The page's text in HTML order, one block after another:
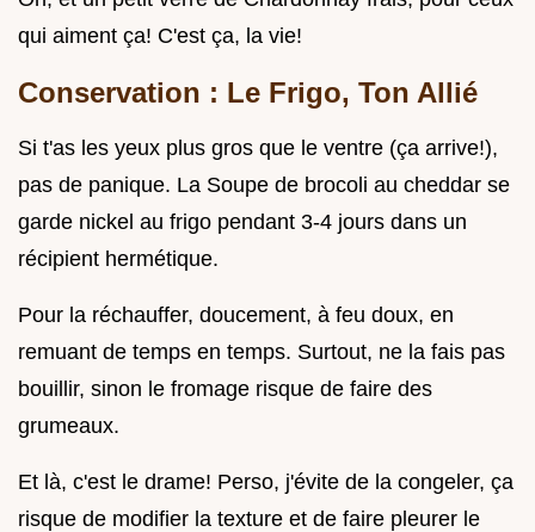
qui aiment ça! C'est ça, la vie!
Conservation : Le Frigo, Ton Allié
Si t'as les yeux plus gros que le ventre (ça arrive!),
pas de panique. La Soupe de brocoli au cheddar se
garde nickel au frigo pendant 3-4 jours dans un
récipient hermétique.
Pour la réchauffer, doucement, à feu doux, en
remuant de temps en temps. Surtout, ne la fais pas
bouillir, sinon le fromage risque de faire des
grumeaux.
Et là, c'est le drame! Perso, j'évite de la congeler, ça
risque de modifier la texture et de faire pleurer le